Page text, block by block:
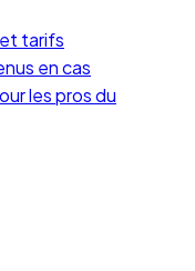
tarifs
en cas
les pros du